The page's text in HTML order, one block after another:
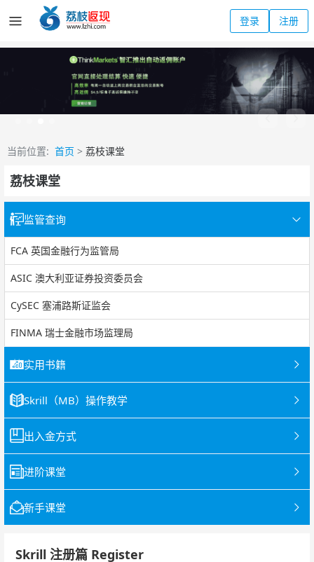
登录 注册
当前位置: 首页 > 荔枝课堂
荔枝课堂
监管查询
FCA 英国金融行为监管局
ASIC 澳大利亚证券投资委员会
CySEC 塞浦路斯证监会
FINMA 瑞士金融市场监理局
实用书籍
Skrill（MB）操作教学
出入金方式
进阶课堂
新手课堂
Skrill 注册篇 Register